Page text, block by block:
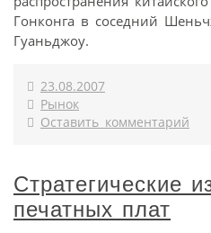
Гонконга в соседний
Гуаньджоу.
23.08.2007
Рынок
Оставить комментарий
Стратегические
печатных плат